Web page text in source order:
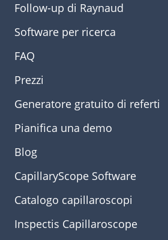
Follow-up di Raynaud
Software per ricerca
FAQ
Prezzi
Generatore gratuito di referti
Pianifica una demo
Blog
CapillaryScope Software
Catalogo capillaroscopi
Inspectis Capillaroscope